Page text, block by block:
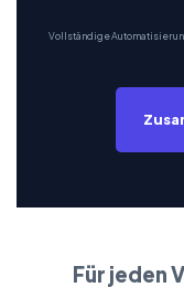
Vollständige
Für jeden